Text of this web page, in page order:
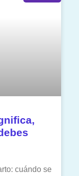
cuándo se